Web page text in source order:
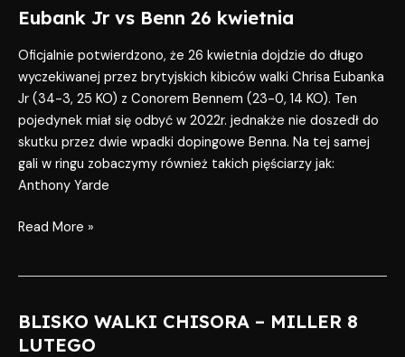
Eubank Jr vs Benn 26 kwietnia
Oficjalnie potwierdzono, że 26 kwietnia dojdzie do długo
wyczekiwanej przez brytyjskich kibiców walki Chrisa Eubanka
Jr (34-3, 25 KO) z Conorem Bennem (23-0, 14 KO). Ten
pojedynek miał się odbyć w 2022r. jednakże nie doszedł do
skutku przez dwie wpadki dopingowe Benna. Na tej samej
gali w ringu zobaczymy również takich pięściarzy jak:
Anthony Yarde
Read More »
BLISKO WALKI CHISORA – MILLER 8
LUTEGO
BLISKO
WALKI